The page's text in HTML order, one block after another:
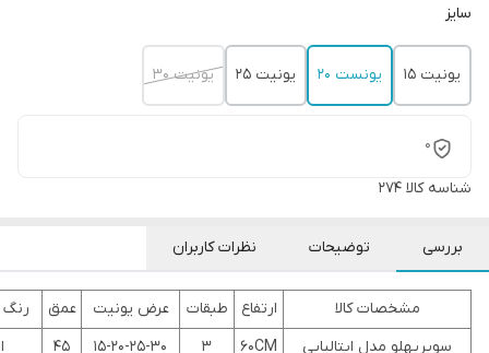
سایز
یونیت 15 یونست 20 یونیت 25 یونیت 30
0
شناسه کالا 274
بررسی توضیحات نظرات کاربران
مشخصات کالا ارتفاع طبقات عرض یونیت عمق
سوپرپهلو مدل ایتالیایی
60CM
3
15-20-25-30
45